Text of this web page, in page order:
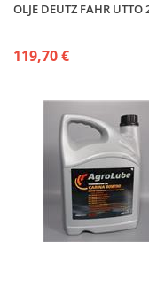
OLJE DEUTZ FAHR UTTO
119,70 €